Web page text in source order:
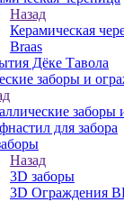
Назад
Керамическая
Braas
Дёке Тавола
заборы и
заборы
для забора
Назад
3D заборы
3D Ограждения